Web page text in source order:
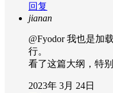
回复
jianan
@Fyodor我也是加
行。
看了这篇大纲，特别
2023年 3月 24日